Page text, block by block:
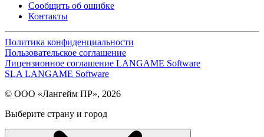
Сообщить об ошибке
Контакты
Политика конфиденциальности
Пользовательское соглашение
Лицензионное соглашение LANGAME Software
SLA LANGAME Software
© ООО «Лангейм ПР», 2026
Выберите страну и город